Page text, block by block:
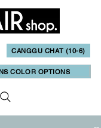
CANGGU CHAT (10-6)
COLOR OPTIONS